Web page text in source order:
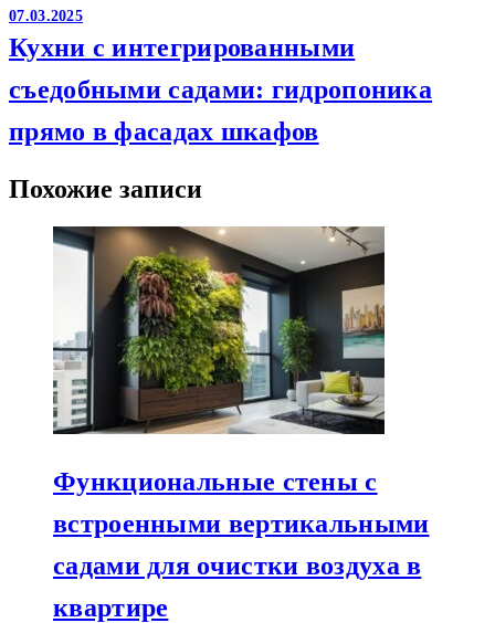
07.03.2025
Кухни с интегрированными
съедобными садами: гидропоника
прямо в фасадах шкафов
Похожие записи
Функциональные стены с
встроенными вертикальными
садами для очистки воздуха в
квартире